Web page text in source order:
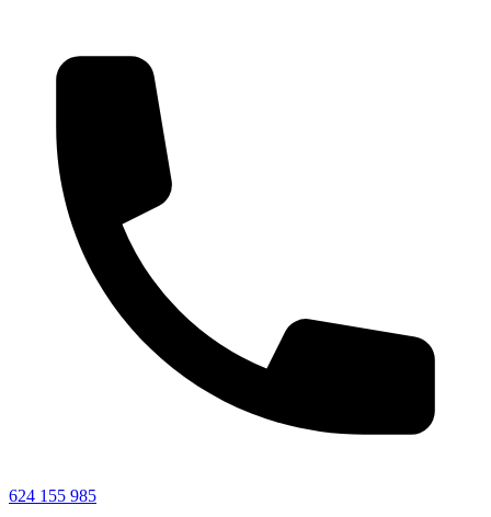
624 155 985